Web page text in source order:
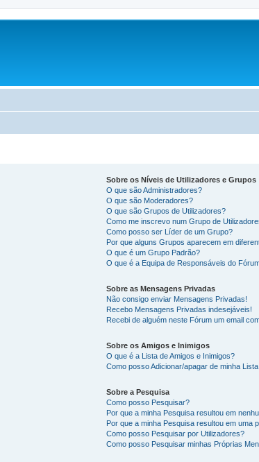
Sobre os Níveis de Utilizadores e Grupos
O que são Administradores?
O que são Moderadores?
O que são Grupos de Utilizadores?
Como me inscrevo num Grupo de
Como posso ser Líder de um Grupo?
Por que alguns Grupos aparecem em
O que é um Grupo Padrão?
O que é a Equipa de Responsáveis do
Sobre as Mensagens Privadas
Não consigo enviar Mensagens Privadas!
Recebo Mensagens Privadas indesejáveis!
Recebi de alguém neste Fórum um email
Sobre os Amigos e Inimigos
O que é a Lista de Amigos e Inimigos?
Como posso Adicionar/apagar de minha
Sobre a Pesquisa
Como posso Pesquisar?
Por que a minha Pesquisa resultou em
Por que a minha Pesquisa resultou em uma
Como posso Pesquisar por Utilizadores?
Como posso Pesquisar minhas Próprias